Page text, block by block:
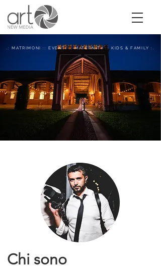
.: MATRIMONI :: EVENTI :: MATERNITY :: KIDS & FAMILY :.
Chi sono